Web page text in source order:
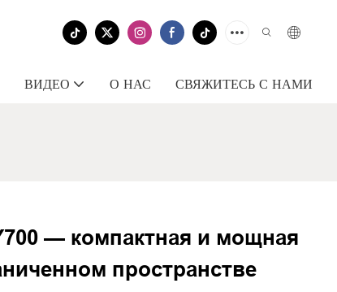
ВИДЕО О НАС СВЯЖИТЕСЬ С НАМИ
— компактная и мощная
пространстве